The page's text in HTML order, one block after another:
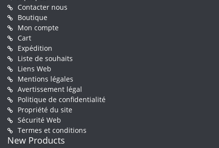
Contacter nous
Boutique
Mon compte
Cart
Expédition
Liste de souhaits
Liens Web
Mentions légales
Avertissement légal
Politique de confidentialité
Propriété du site
Sécurité Web
Termes et conditions
New Products